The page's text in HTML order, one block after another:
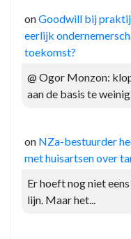
onGoodwill bij
eerlijk
toekomst?
@ Ogor Monzon:
aan de basis te weinig
on NZa-bestuurder
met huisartsen over
Er hoeft nog niet
lijn. Maar het...